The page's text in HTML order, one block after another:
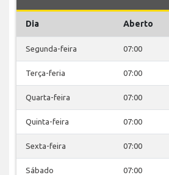
Dia Aberto
Segunda-feira 07:00
Terça-feria 07:00
Quarta-feira 07:00
Quinta-feira 07:00
Sexta-feira 07:00
Sábado 07:00